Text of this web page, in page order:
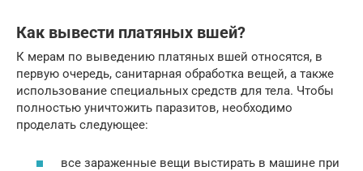
Как вывести платяных вшей?
К мерам по выведению платяных вшей относятся, в
первую очередь, санитарная обработка вещей, а также
использование специальных средств для тела. Чтобы
полностью уничтожить паразитов, необходимо
проделать следующее:
все зараженные вещи выстирать в машине при